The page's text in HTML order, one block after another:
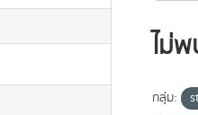
ไม่
กลุ่ม: